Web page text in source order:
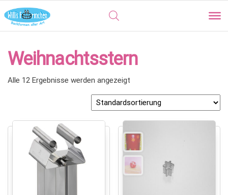
Weihnachtsstern
Alle 12 Ergebnisse werden angezeigt